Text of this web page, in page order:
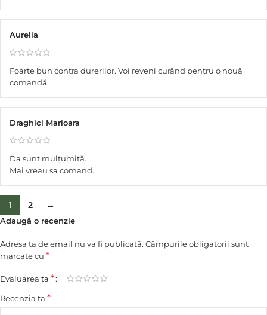
Aurelia
Foarte bun contra durerilor. Voi reveni curând pentru o nouă
comandă.
Draghici Marioara
Da sunt mulțumită.
Mai vreau sa comand.
1 2 →
Adaugă o recenzie
Adresa ta de email nu va fi publicată. Câmpurile obligatorii sunt
marcate cu *
Evaluarea ta *
Recenzia ta *